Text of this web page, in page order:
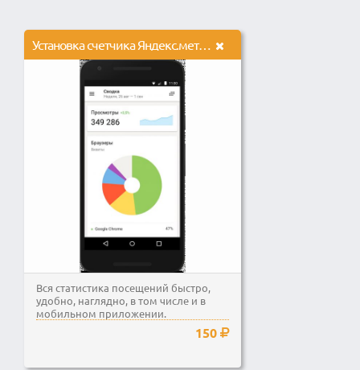
Установка счетчика Яндекс.метрика yandex.metrika
Вся статистика посещений быстро,
удобно, наглядно, в том числе и в
мобильном приложении.
150